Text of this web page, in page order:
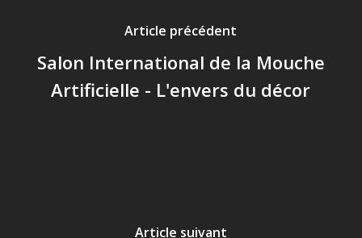
Article précédent
Salon International de la Mouche
Artificielle - L'envers du décor
Article suivant